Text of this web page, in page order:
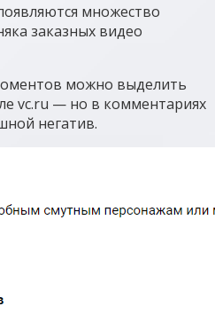
множество
заказных видео
можно выделить
vc.ru — но в комментариях
негатив.